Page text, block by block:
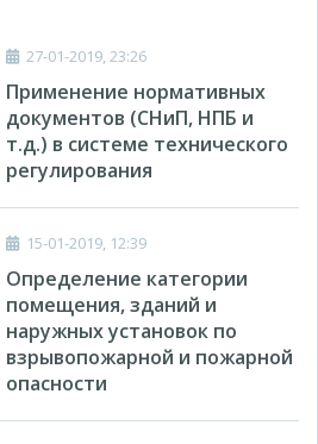
27-01-2019, 23:26
Применение нормативных
документов (СНиП, НПБ и
т.д.) в системе технического
регулирования
15-01-2019, 12:39
Определение категории
помещения, зданий и
наружных установок по
взрывопожарной и пожарной
опасности